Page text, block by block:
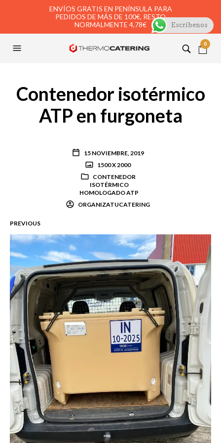
ENVÍOS GRATIS EN PENÍNSULA PARA
PEDIDOS DE MÁS DE 100€, RESTO
NORMALMENTE 4,78€
0
Contenedor isotérmico
ATP en furgoneta
15 NOVIEMBRE, 2019
1500 X 2000
CONTENEDOR
ISOTÉRMICO
HOMOLOGADO ATP
ORGANIZATUCATERING
PREVIOUS
Escríbenos